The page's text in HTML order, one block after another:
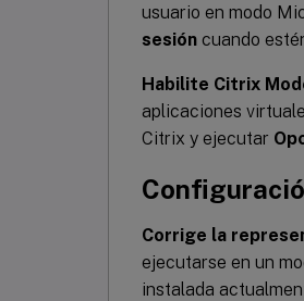
usuario en modo
sesión cuando
Habilite Citrix
aplicaciones
Citrix y ejecutar
Corrige la
ejecutarse en un
instalada